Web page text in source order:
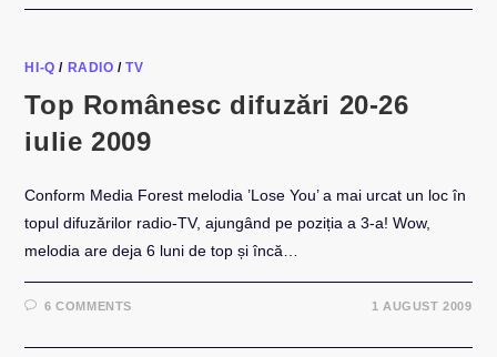
HI-Q / RADIO /TV
Top Românesc difuzări 20-26
iulie 2009
Conform Media Forest melodia ’Lose You’ a mai urcat un loc în
topul difuzărilor radio-TV, ajungând pe poziția a 3-a! Wow,
melodia are deja 6 luni de top și încă…
6 COMMENTS 1 AUGUST 2009